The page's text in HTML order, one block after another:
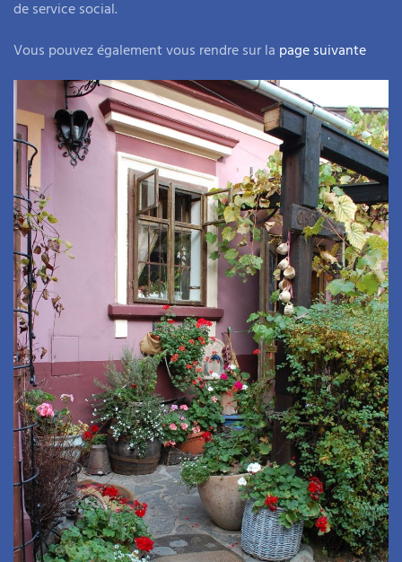
de service social.
Vous pouvez également vous rendre sur la page suivante